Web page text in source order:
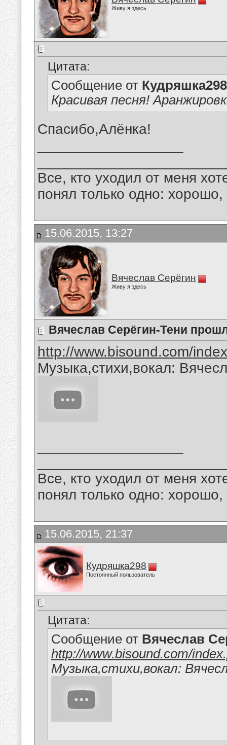
Живу я здесь
Цитата:
Сообщение от Кудряшка298
Красивая песня!
Спасибо,Алёнка!
Все, кто уходил от меня
понял только одно:
15.06.2015, 13:27
Вячеслав Серёгин
Живу я здесь
Вячеслав Серёгин-Тени
http://www.bisound.com/
Музыка,стихи,вокал:
Все, кто уходил от меня
понял только одно:
15.06.2015, 21:37
Кудряшка298
Постоянный пользователь
Цитата:
Сообщение от Вячеслав
http://www.bisound.com/
Музыка,стихи,вокал: